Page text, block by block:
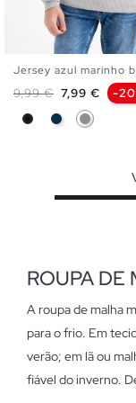
Jersey azul marinho
Preço normal
9,99 € Preço
7,99 € -
PretoAzul Marinho
Cinza
ROUPA DE
A roupa de malha
para o frio. Em
verão; em lã ou
fiável do inverno.